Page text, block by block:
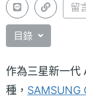
留
目錄
作為三星新一代
種， SAMSUNG